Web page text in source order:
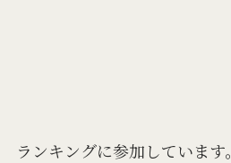
ランキングに参加しています。